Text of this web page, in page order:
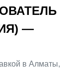
—
в Алматы,